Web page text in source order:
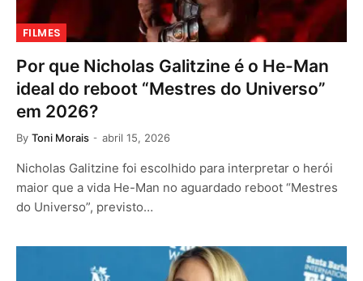
FILMES
Por que Nicholas Galitzine é o He-Man
ideal do reboot “Mestres do Universo”
em 2026?
By Toni Morais abril 15, 2026
Nicholas Galitzine foi escolhido para interpretar o herói
maior que a vida He-Man no aguardado reboot “Mestres
do Universo”, previsto…